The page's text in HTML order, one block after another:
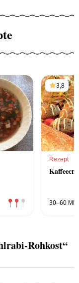
3,8
Rezept
30–60 MIN
Rohkost“